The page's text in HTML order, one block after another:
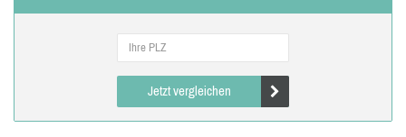
Jetzt vergleichen